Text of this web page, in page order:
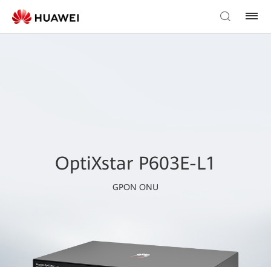
OptiXstar P603E-L1
GPON ONU